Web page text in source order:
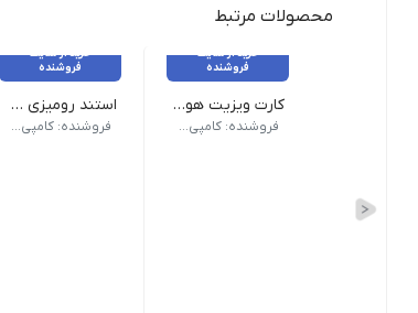
محصولات مرتبط
خرید از سایت
فروشنده
کارت ویزیت هوشمند NFC - QR جنس: PVC | روکش: لمینت
فروشنده: کامپی لینک
خرید از سایت
فروشنده
استند رومیزی هوشمند NFC - QR جنس: Pelaxi
فروشنده: کامپی لینک